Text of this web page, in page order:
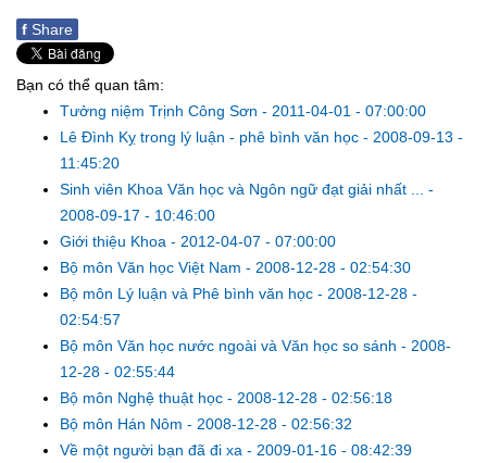
f Share
Bạn có thể quan tâm:
Tưởng niệm Trịnh Công Sơn - 2011-04-01 - 07:00:00
Lê Đình Kỵ trong lý luận - phê bình văn học - 2008-09-13 -
11:45:20
Sinh viên Khoa Văn học và Ngôn ngữ đạt giải nhất ... -
2008-09-17 - 10:46:00
Giới thiệu Khoa - 2012-04-07 - 07:00:00
Bộ môn Văn học Việt Nam - 2008-12-28 - 02:54:30
Bộ môn Lý luận và Phê bình văn học - 2008-12-28 -
02:54:57
Bộ môn Văn học nước ngoài và Văn học so sánh - 2008-
12-28 - 02:55:44
Bộ môn Nghệ thuật học - 2008-12-28 - 02:56:18
Bộ môn Hán Nôm - 2008-12-28 - 02:56:32
Về một người bạn đã đi xa - 2009-01-16 - 08:42:39